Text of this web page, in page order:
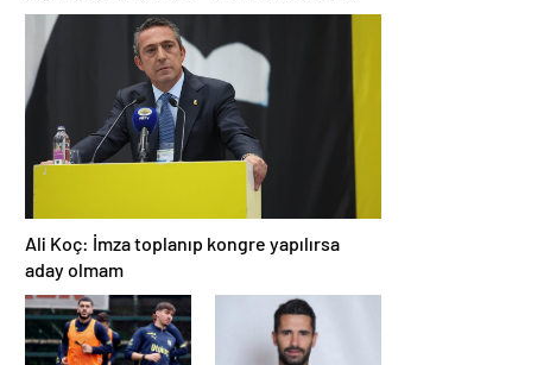
belli oldu
Avusturya’ya yenildi
Ali Koç: İmza toplanıp kongre yapılırsa
aday olmam